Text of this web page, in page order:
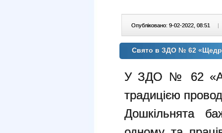
Опубліковано: 9-02-2022, 08:51 |
Свято в ЗДО № 62
У ЗДО № 62
традицією
Дошкільнята